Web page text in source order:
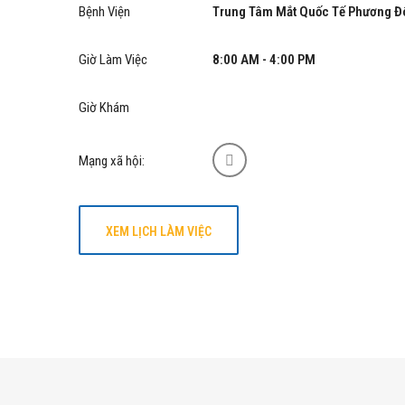
Bệnh Viện Trung Tâm Mắt Quốc Tế Phương
Giờ Làm Việc 8:00 AM - 4:00 PM
Giờ Khám
Mạng xã hội:
XEM LỊCH LÀM VIỆC